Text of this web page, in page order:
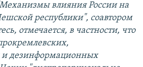
влияния России на
республики", соавтором
отмечается, в частности, что
и дезинформационных